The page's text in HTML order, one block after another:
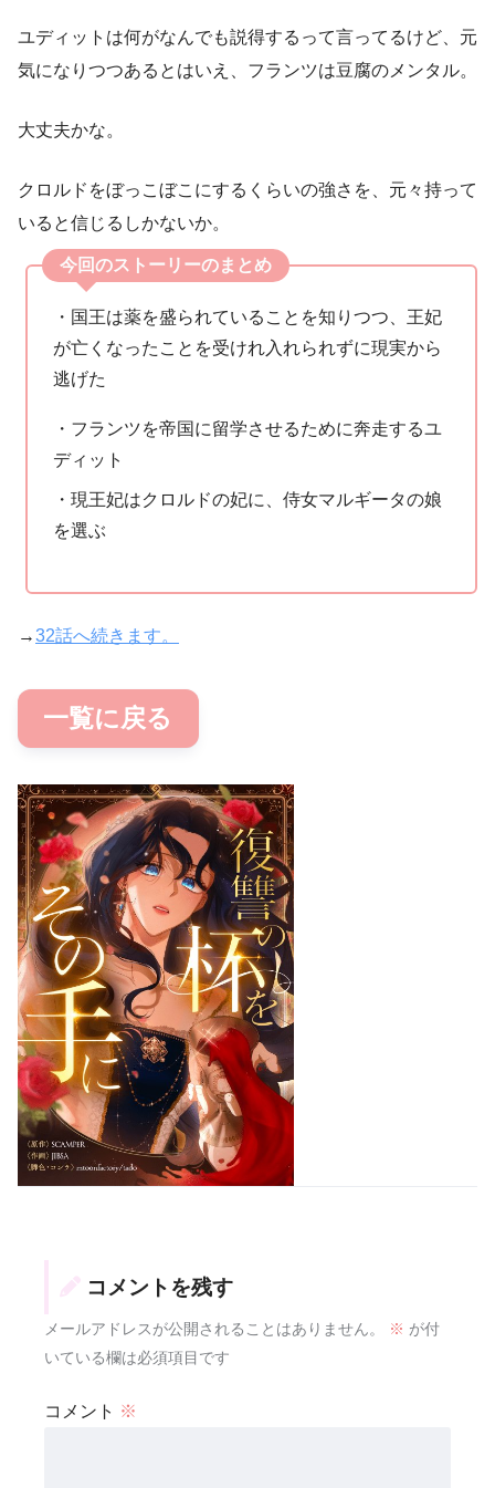
ユディットは何がなんでも説得するって言ってるけど、元
気になりつつあるとはいえ、フランツは豆腐のメンタル。
大丈夫かな。
クロルドをぼっこぼこにするくらいの強さを、元々持って
いると信じるしかないか。
今回のストーリーのまとめ
・国王は薬を盛られていることを知りつつ、王妃
が亡くなったことを受けれ入れられずに現実から
逃げた
・フランツを帝国に留学させるために奔走するユ
ディット
・現王妃はクロルドの妃に、侍女マルギータの娘
を選ぶ
→32話へ続きます。
一覧に戻る
コメントを残す
メールアドレスが公開されることはありません。 ※ が付
いている欄は必須項目です
コメント ※